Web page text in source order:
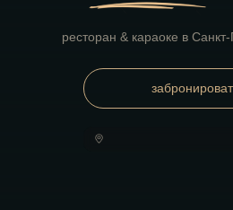
ресторан & караоке в